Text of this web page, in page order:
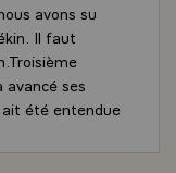
avons su
Il faut
avancé ses
ait été entendue